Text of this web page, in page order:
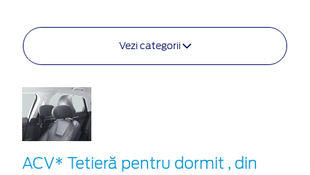
Vezi categorii
ACV* Tetieră pentru dormit , din